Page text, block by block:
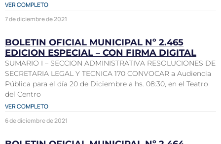
VER COMPLETO
7 de diciembre de 2021
BOLETIN OFICIAL MUNICIPAL Nº 2.465
EDICION ESPECIAL – CON FIRMA DIGITAL
SUMARIO I – SECCION ADMINISTRATIVA RESOLUCIONES DE
SECRETARIA LEGAL Y TECNICA 170 CONVOCAR a Audiencia
Pública para el día 20 de Diciembre a hs. 08:30, en el Teatro
del Centro
VER COMPLETO
6 de diciembre de 2021